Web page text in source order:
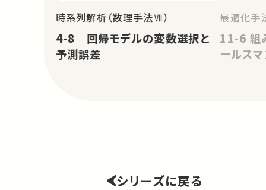
時系列解析（数理手法Ⅶ）
4-8 回帰モデルの変数選択と
予測誤差
最適化手
11-6 組
ールス
シリーズに戻る